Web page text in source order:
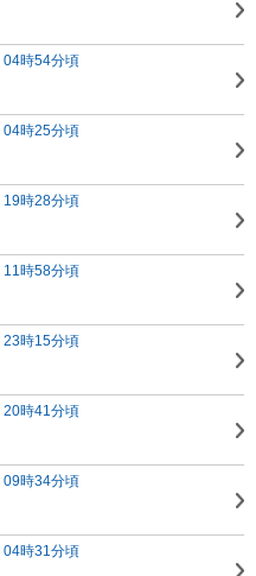
時54分頃
時25分頃
時28分頃
時58分頃
時15分頃
時41分頃
時34分頃
時31分頃